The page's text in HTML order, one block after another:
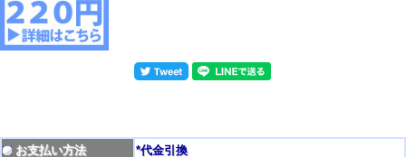
お支払い方法
*代金引換